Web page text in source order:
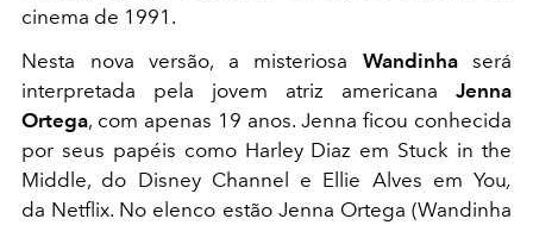
cinema de 1991.
Nesta nova versão, a misteriosa Wandinhaserá
interpretada pela jovem atriz americana Jenna
Ortega, com apenas 19 anos. Jenna ficou conhecida
por seus papéis como Harley Diaz em Stuck in the
Middle, do Disney Channel e Ellie Alves em You,
da Netflix. No elenco estão Jenna Ortega (Wandinha